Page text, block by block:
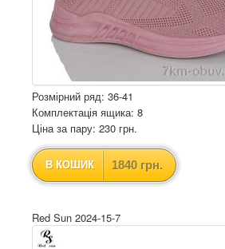
Розмірний ряд: 36-41
Комплектація ящика: 8
Ціна за пару: 230 грн.
В КОШИК 1840 грн.
Red Sun 2024-15-7